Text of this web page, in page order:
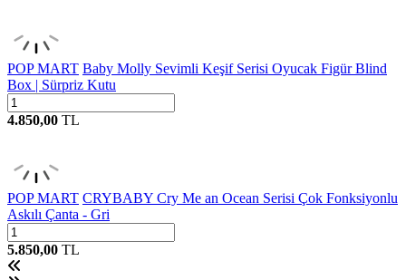
POP MART Baby Molly Sevimli Keşif Serisi Oyucak Figür Blind
Box | Sürpriz Kutu
4.850,00 TL
POP MART CRYBABY Cry Me an Ocean Serisi Çok Fonksiyonlu
Askılı Çanta - Gri
5.850,00 TL